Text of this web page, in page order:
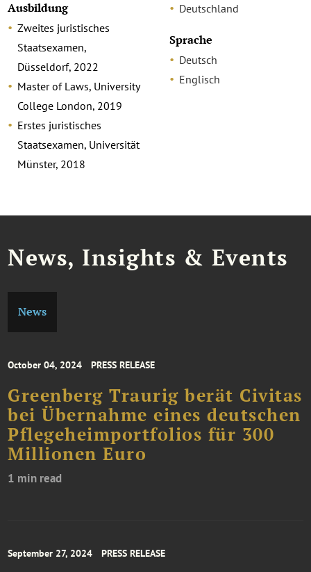
Ausbildung
Zweites juristisches
Staatsexamen,
Düsseldorf, 2022
Master of Laws, University
College London, 2019
Erstes juristisches
Staatsexamen, Universität
Münster, 2018
Deutschland
Sprache
Deutsch
Englisch
News, Insights & Events
News
October 04, 2024 PRESS RELEASE
Greenberg Traurig berät Civitas
bei Übernahme eines deutschen
Pflegeheimportfolios für 300
Millionen Euro
1 min read
September 27, 2024 PRESS RELEASE